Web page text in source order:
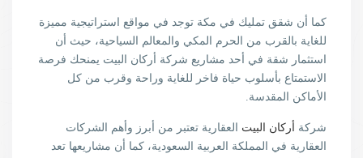
كما أن شقق تمليك في مكة توجد في مواقع استراتيجية مميزة
للغاية بالقرب من الحرم المكي والمعالم السياحية، حيث أن
استثمار شقة في أحد مشاريع شركة أركان البيت يمنحك فرصة
الاستمتاع بأسلوب حياة فاخر للغاية وراحة وقرب من كل
الأماكن المقدسة.
شركة أركان البيت العقارية تعتبر من أبرز وأهم الشركات
العقارية في المملكة العربية السعودية، كما أن مشاريعها تعد